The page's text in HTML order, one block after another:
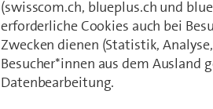
Directive (CSRD)
geprägt von
Integration von KI in
Effizienzsteigerung
(swisscom.ch, blueplus.ch und
erforderliche Cookies auch bei
Zwecken dienen (Statistik,
Besucher*innen aus dem Ausland
Datenbearbeitung.